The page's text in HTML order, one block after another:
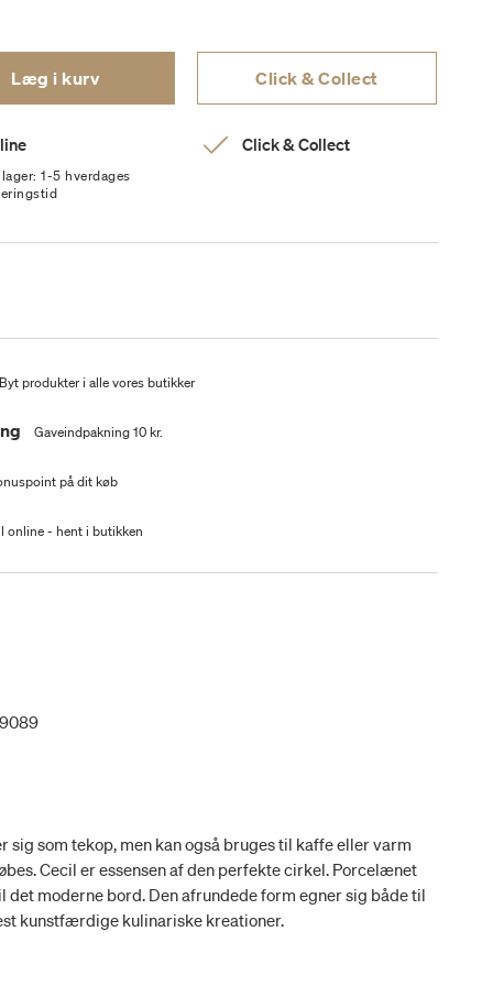
Læg i kurv Click & Collect
1-5 hverdages
Click & Collect
produkter i alle vores butikker
Gaveindpakning 10 kr.
på dit køb
online - hent i butikken
sig som tekop, men kan også bruges til kaffe eller varm
Cecil er essensen af den perfekte cirkel. Porcelænet
det moderne bord. Den afrundede form egner sig både til
kunstfærdige kulinariske kreationer.